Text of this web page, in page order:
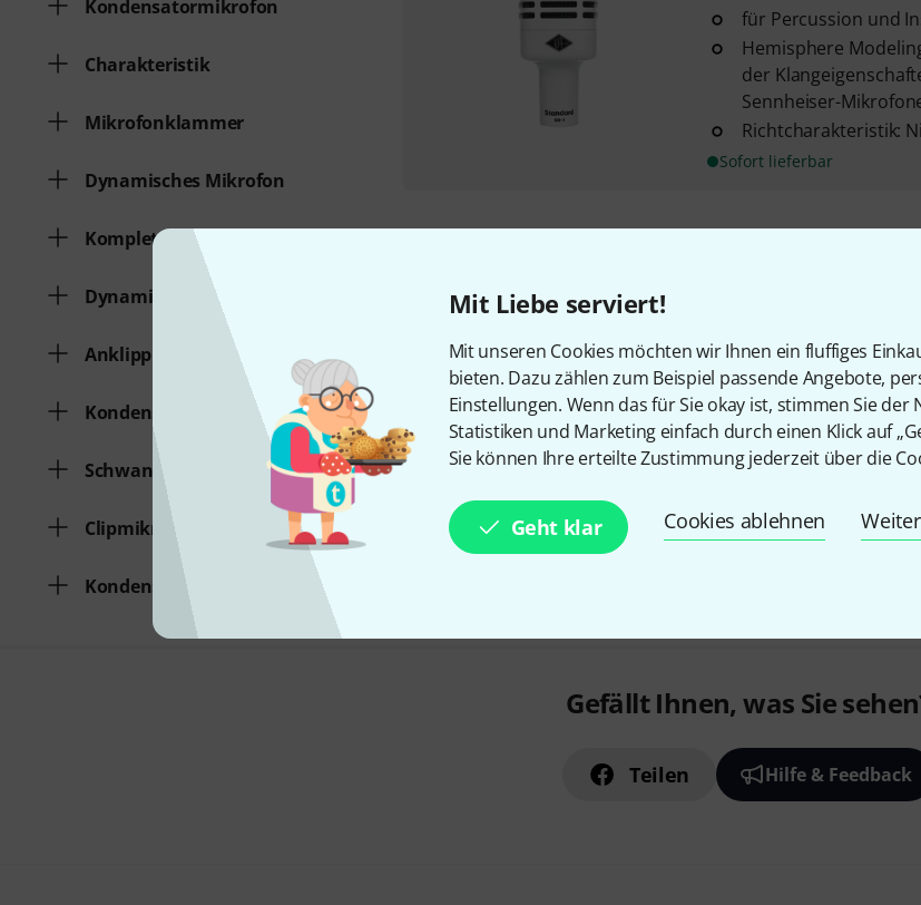
Mit Liebe serviert!
Mit unseren Cookies möchten wir Ihnen ein fluffiges
bieten. Dazu zählen zum Beispiel passende Angebote,
Einstellungen. Wenn das für Sie okay ist, stimmen Sie
Statistiken und Marketing einfach durch einen Klick auf
Sie können Ihre erteilte Zustimmung jederzeit über die
Geht klar Cookies ablehnen
Kondensatormikrofon
Charakteristik
Mikrofonklammer
Dynamisches Mikrofon
Komplett Set
Dynamisches Mikrofon
Anklippmikrofon
Kondensatormikrofon
Schwanenhals
Clipmikrofon
Kondensatormikrofon
für Percussion und
Hemisphere
der
Sennheiser-
Richtcharakteristik:
Sofort lieferbar
Gefällt Ihnen, was Sie
Teilen Hilfe & Feedback